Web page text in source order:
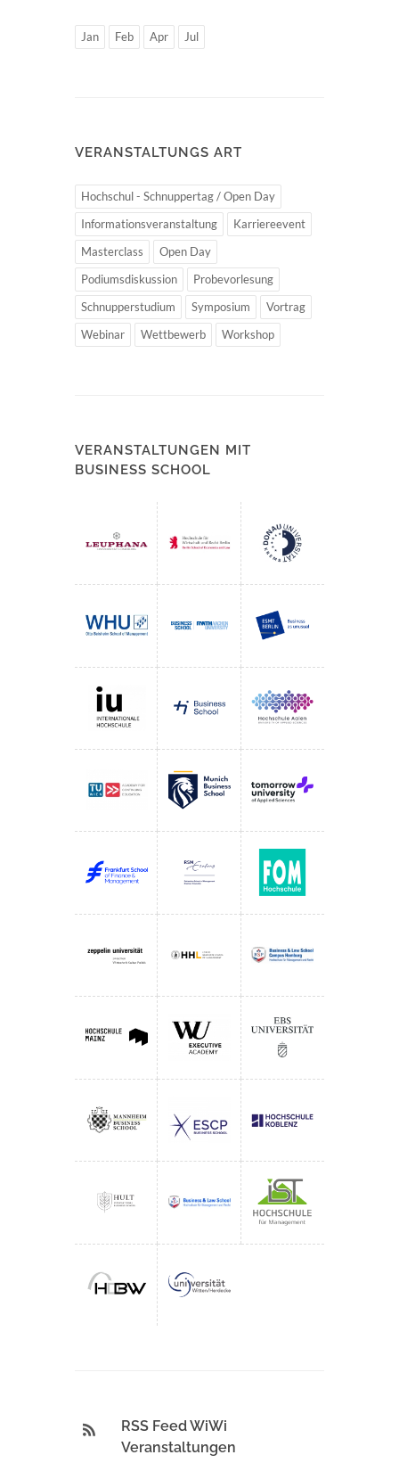
Jan Feb Apr Jul
VERANSTALTUNGS ART
Hochschul - Schnuppertag / Open Day
Informationsveranstaltung
Karriereevent
Masterclass
Open Day
Podiumsdiskussion
Probevorlesung
Schnupperstudium
Symposium
Vortrag
Webinar
Wettbewerb Workshop
VERANSTALTUNGEN MIT
BUSINESS SCHOOL
RSS Feed WiWi
Veranstaltungen